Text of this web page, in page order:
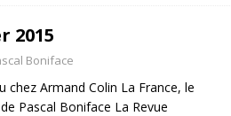
2015
Boniface
chez Armand Colin La France, le
Pascal Boniface La Revue